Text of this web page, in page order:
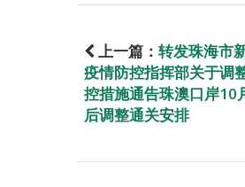
上一篇： 转发珠海市
疫情防控指挥部关于调
控措施通告珠澳口岸10
后调整通关安排